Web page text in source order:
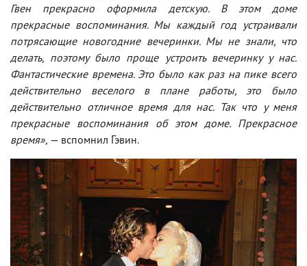
Гвен прекрасно оформила детскую. В этом доме
прекрасные воспоминания. Мы каждый год устраивали
потрясающие новогодние вечеринки. Мы не знали, что
делать, поэтому было проще устроить вечеринку у нас.
Фантастические времена. Это было как раз на пике всего
действительно веселого в плане работы, это было
действительно отличное время для нас. Так что у меня
прекрасные воспоминания об этом доме. Прекрасное
время», — вспомнил Гэвин.